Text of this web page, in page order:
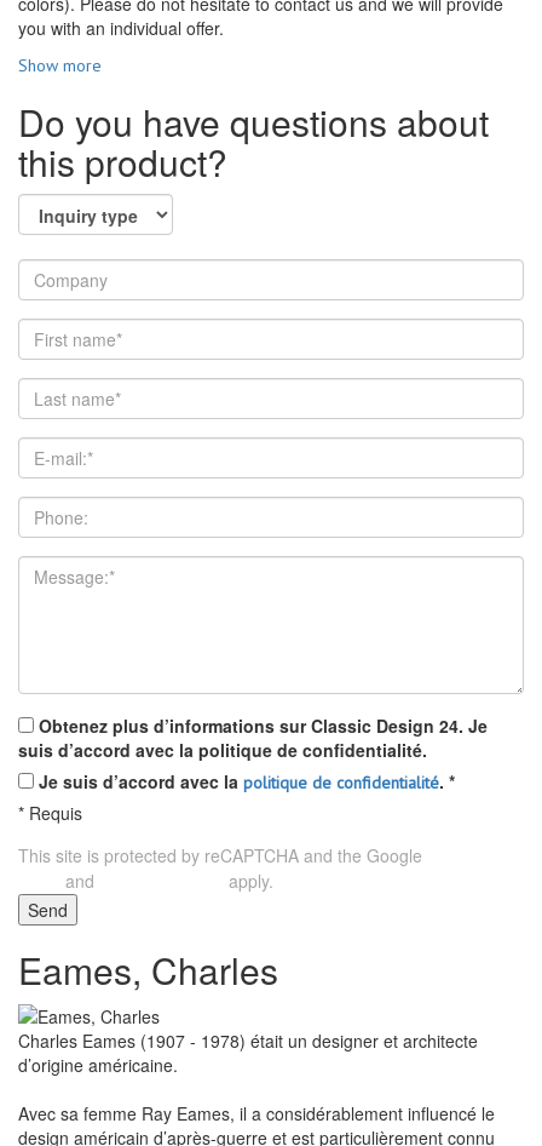
you with an individual offer.
Show more
Do you have questions about
this product?
Obtenez plus d’informations sur Classic Design 24. Je
suis d’accord avec la politique de confidentialité.
Je suis d’accord avec la politique de confidentialité. *
* Requis
This site is protected by reCAPTCHA and the Google
and
apply.
Send
Eames, Charles
Charles Eames (1907 - 1978) était un designer et architecte
d’origine américaine.
Avec sa femme Ray Eames, il a considérablement influencé le
design américain d’après-guerre et est particulièrement connu